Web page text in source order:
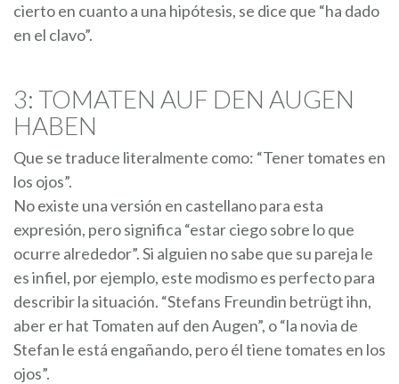
cierto en cuanto a una hipótesis, se dice que “ha dado
en el clavo”.
3: TOMATEN AUF DEN AUGEN
HABEN
Que se traduce literalmente como: “Tener tomates en
los ojos”.
No existe una versión en castellano para esta
expresión, pero significa “estar ciego sobre lo que
ocurre alrededor”. Si alguien no sabe que su pareja le
es infiel, por ejemplo, este modismo es perfecto para
describir la situación. “Stefans Freundin betrügt ihn,
aber er hat Tomaten auf den Augen”, o “la novia de
Stefan le está engañando, pero él tiene tomates en los
ojos”.